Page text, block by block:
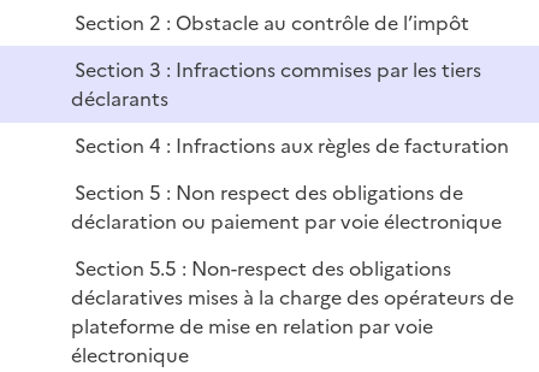
Section 2 : Obstacle au contrôle de l’impôt
Section 3 : Infractions commises par les tiers
déclarants
Section 4 : Infractions aux règles de facturation
Section 5 : Non respect des obligations de
déclaration ou paiement par voie électronique
Section 5.5 : Non-respect des obligations
déclaratives mises à la charge des opérateurs de
plateforme de mise en relation par voie
électronique